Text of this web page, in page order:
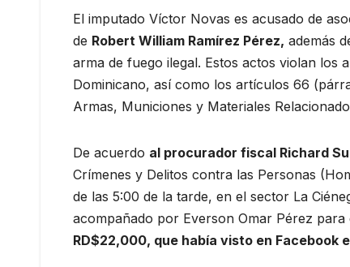
El imputado Víctor Novas es acusado de
de Robert William Ramírez Pérez, además
arma de fuego ilegal. Estos actos violan los
Dominicano, así como los artículos 66
Armas, Municiones y Materiales
De acuerdo al procurador fiscal Richard
Crímenes y Delitos contra las Personas
de las 5:00 de la tarde, en el sector La
acompañado por Everson Omar Pérez
RD$22,000, que había visto en Facebook